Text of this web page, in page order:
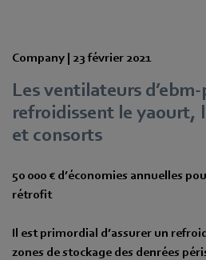
Company | 23 février 2021
Les ventilateurs
refroidissent le yaourt,
et consorts
50 000 € d’économies annuelles
rétrofit
Il est primordial d’assurer un
zones de stockage des denrées